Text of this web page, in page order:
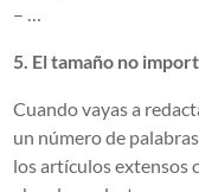
– …
5. El tamaño no
Cuando vayas a
un número de
los artículos extensos